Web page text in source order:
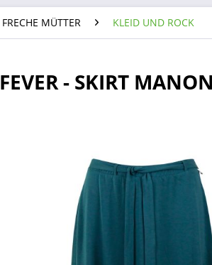
FRECHE MÜTTER KLEID UND ROCK
- SKIRT